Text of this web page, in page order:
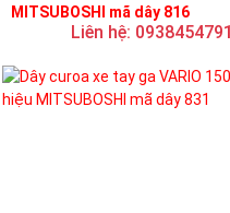
MITSUBOSHI mã dây 816
Liên hệ: 0938454791